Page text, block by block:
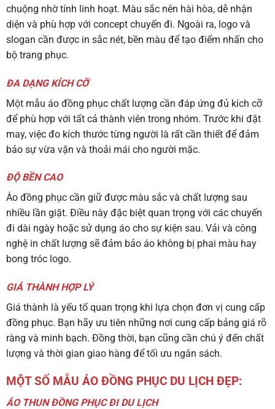
chuộng nhờ tính linh hoạt. Màu sắc nên hài hòa, dễ nhận
diện và phù hợp với concept chuyến đi. Ngoài ra, logo và
slogan cần được in sắc nét, bền màu để tạo điểm nhấn cho
bộ trang phục.
ĐA DẠNG KÍCH CỠ
Một mẫu áo đồng phục chất lượng cần đáp ứng đủ kích cỡ
để phù hợp với tất cả thành viên trong nhóm. Trước khi đặt
may, việc đo kích thước từng người là rất cần thiết để đảm
bảo sự vừa vặn và thoải mái cho người mặc.
ĐỘ BỀN CAO
Áo đồng phục cần giữ được màu sắc và chất lượng sau
nhiều lần giặt. Điều này đặc biệt quan trọng với các chuyến
đi dài ngày hoặc sử dụng áo cho sự kiện sau. Vải và công
nghệ in chất lượng sẽ đảm bảo áo không bị phai màu hay
bong tróc logo.
GIÁ THÀNH HỢP LÝ
Giá thành là yếu tố quan trọng khi lựa chọn đơn vị cung cấp
đồng phục. Bạn hãy ưu tiên những nơi cung cấp bảng giá rõ
ràng và minh bạch. Đồng thời, bạn cũng cần chú ý đến chất
lượng và thời gian giao hàng để tối ưu ngân sách.
MỘT SỐ MẪU ÁO ĐỒNG PHỤC DU LỊCH ĐẸP:
ÁO THUN ĐỒNG PHỤC ĐI DU LỊCH